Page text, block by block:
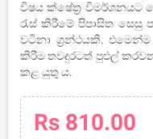
විෂය ක්ෂේත්‍ර විමර්ශනයට
රැස් කිරීමේ පිපාසිත සෙසු
වටිනා ග්‍රන්ථයකි.
කිරීම තවදුරටත් පුළුල්
කළ යුතු ය.
Rs 810.00